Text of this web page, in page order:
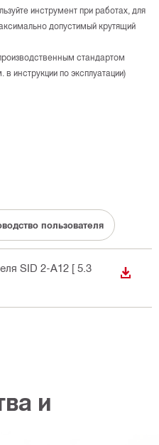
инструмент при работах, для
допустимый крутящий
стандартом
инструкции по эксплуатации)
пользователя
SID 2-A12 [ 5.3
и